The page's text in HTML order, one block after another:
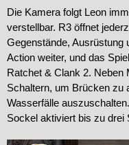
Die Kamera folgt Leon
verstellbar. R3 öffnet
Gegenstände, Ausrüstung
Action weiter, und das
Ratchet & Clank 2. Neben
Schaltern, um Brücken zu
Wasserfälle
Sockel aktiviert bis zu drei